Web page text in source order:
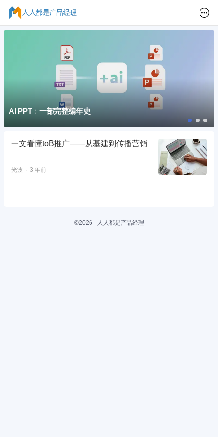
AI PPT：一部完整编年史
一文看懂toB推广——从基建到传播营销
光波 3 年前
©2026 - 人人都是产品经理